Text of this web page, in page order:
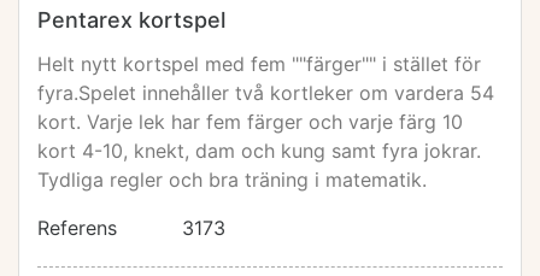
Pentarex kortspel
Helt nytt kortspel med fem ""färger"" i stället för
fyra.Spelet innehåller två kortleker om vardera 54
kort. Varje lek har fem färger och varje färg 10
kort 4-10, knekt, dam och kung samt fyra jokrar.
Tydliga regler och bra träning i matematik.
Referens
3173